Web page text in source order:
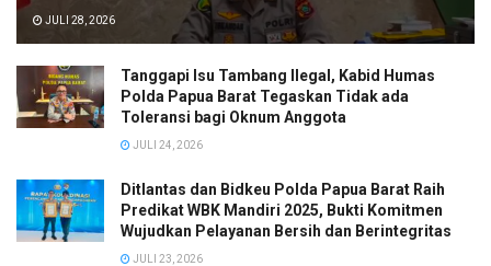
JULI 28, 2026
Tanggapi Isu Tambang Ilegal, Kabid Humas
Polda Papua Barat Tegaskan Tidak ada
Toleransi bagi Oknum Anggota
JULI 24, 2026
Ditlantas dan Bidkeu Polda Papua Barat Raih
Predikat WBK Mandiri 2025, Bukti Komitmen
Wujudkan Pelayanan Bersih dan Berintegritas
JULI 23, 2026